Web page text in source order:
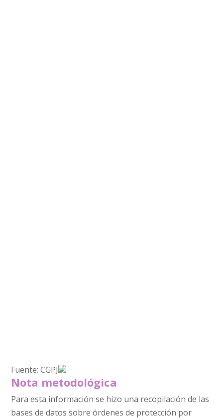
Fuente: CGPJ
Nota metodológica
Para esta información se hizo una recopilación de las
bases de datos sobre órdenes de protección por